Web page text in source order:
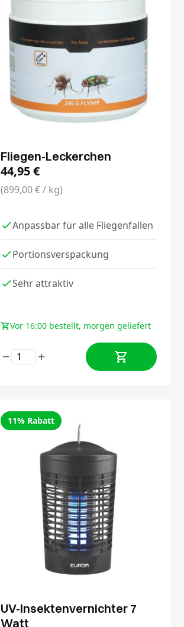
Fliegen-Leckerchen
44,95€
(899,00 € / kg)
Anpassbar für alle Fliegenfallen
Portionsverspackung
Sehr attraktiv
Vor 16:00 bestellt, morgen geliefert
11% Rabatt
UV-Insektenvernichter 7
Watt